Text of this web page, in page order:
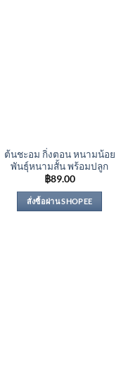
ต้นชะอม กิ่งตอน หนามน้อย
พันธุ์หนามสั้น พร้อมปลูก
฿89.00
สั่งซื้อผ่าน SHOPEE